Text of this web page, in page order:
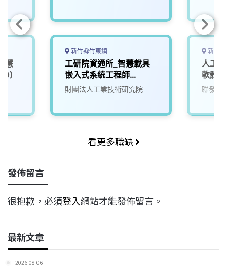
慧
新竹縣竹東鎮
工研院資通所_智慧載具
嵌入式系統工程師
(U303)
財團法人工業技術研究院
新竹
人工
軟體
聯發科
看更多職缺
發佈留言
很抱歉，必須登入網站才能發佈留言。
最新文章
2026-08-06